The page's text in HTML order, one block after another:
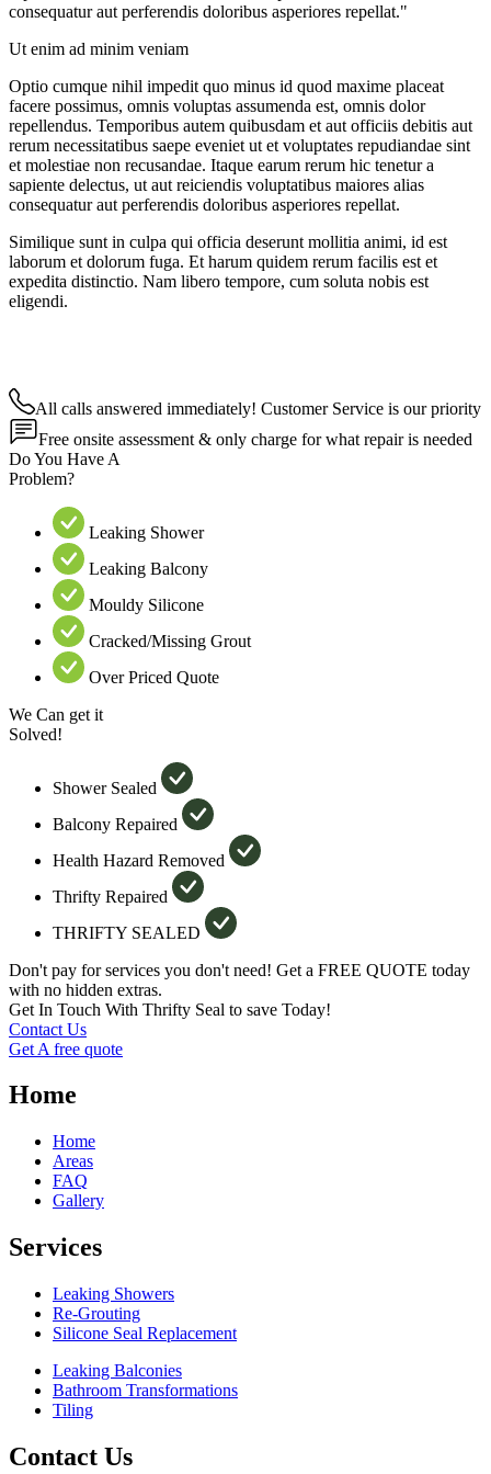
consequatur aut perferendis doloribus asperiores repellat."
Ut enim ad minim veniam
Optio cumque nihil impedit quo minus id quod maxime placeat
facere possimus, omnis voluptas assumenda est, omnis dolor
repellendus. Temporibus autem quibusdam et aut officiis debitis aut
rerum necessitatibus saepe eveniet ut et voluptates repudiandae sint
et molestiae non recusandae. Itaque earum rerum hic tenetur a
sapiente delectus, ut aut reiciendis voluptatibus maiores alias
consequatur aut perferendis doloribus asperiores repellat.
Similique sunt in culpa qui officia deserunt mollitia animi, id est
laborum et dolorum fuga. Et harum quidem rerum facilis est et
expedita distinctio. Nam libero tempore, cum soluta nobis est
eligendi.
All calls answered immediately! Customer Service is our priority
Free onsite assessment & only charge for what repair is needed
Do You Have A
Problem?
Leaking Shower
Leaking Balcony
Mouldy Silicone
Cracked/Missing Grout
Over Priced Quote
We Can get it
Solved!
Shower Sealed
Balcony Repaired
Health Hazard Removed
Thrifty Repaired
THRIFTY SEALED
Don't pay for services you don't need! Get a FREE QUOTE today
with no hidden extras.
Get In Touch With Thrifty Seal to save Today!
Contact Us
Get A free quote
Home
Home
Areas
FAQ
Gallery
Services
Leaking Showers
Re-Grouting
Silicone Seal Replacement
Leaking Balconies
Bathroom Transformations
Tiling
Contact Us